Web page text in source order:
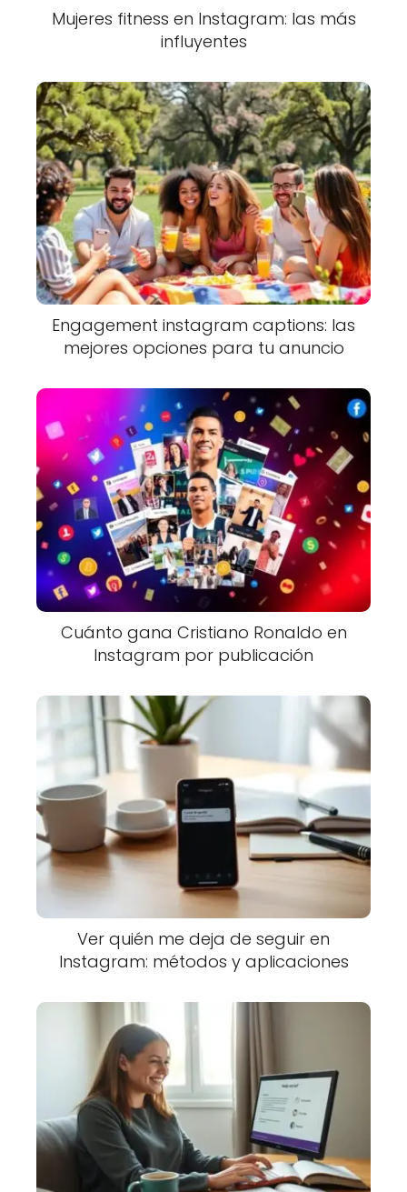
Mujeres fitness en Instagram: las más
influyentes
Engagement instagram captions: las
mejores opciones para tu anuncio
Cuánto gana Cristiano Ronaldo en
Instagram por publicación
Ver quién me deja de seguir en
Instagram: métodos y aplicaciones